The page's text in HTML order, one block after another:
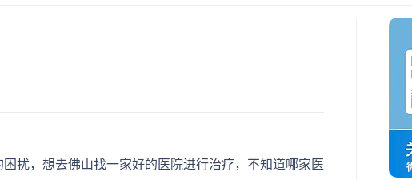
扰，想去佛山找一家好的医院进行治疗，不知道哪家医